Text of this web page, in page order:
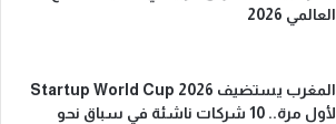
العالمي 2026
المغرب يستضيف Startup World Cup 2026
لأول مرة.. 10 شركات ناشئة في سباق نحو